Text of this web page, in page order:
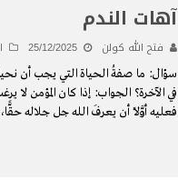
آهات الندم
فتح الله كولن 25/12/2025
سؤال: ما صفةُ الحياة التي يجب أن
في الآخرة؟ الجواب: إذا كان المؤمن لا
فعليه أوَّلًا أن يعرفَ الله جل جلاله